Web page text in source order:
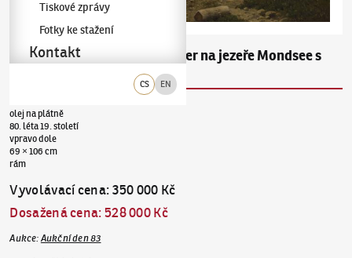
CS EN
Tiskové zprávy
Fotky ke stažení
Kontakt
Adolf Chwala
Večer na jezeře Mondsee s
olej na plátně
80. léta 19. století
vpravo dole
69 × 106 cm
rám
Vyvolávací cena:350 000 Kč
Dosažená cena:528 000 Kč
Aukce: Aukční den 83